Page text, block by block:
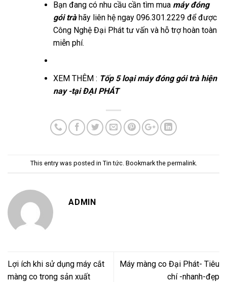
Bạn đang có nhu cầu cần tìm mua máy đóng
gói trà hãy liên hệ ngay 096.301.2229 để được
Công Nghệ Đại Phát tư vấn và hỗ trợ hoàn toàn
miễn phí.
XEM THÊM : Tốp 5 loại máy đóng gói trà hiện
nay -tại ĐẠI PHÁT
This entry was posted in Tin tức. Bookmark the permalink.
ADMIN
Lợi ích khi sử dụng máy cắt
màng co trong sản xuất
Máy màng co Đại Phát- Tiêu
chí -nhanh-đẹp